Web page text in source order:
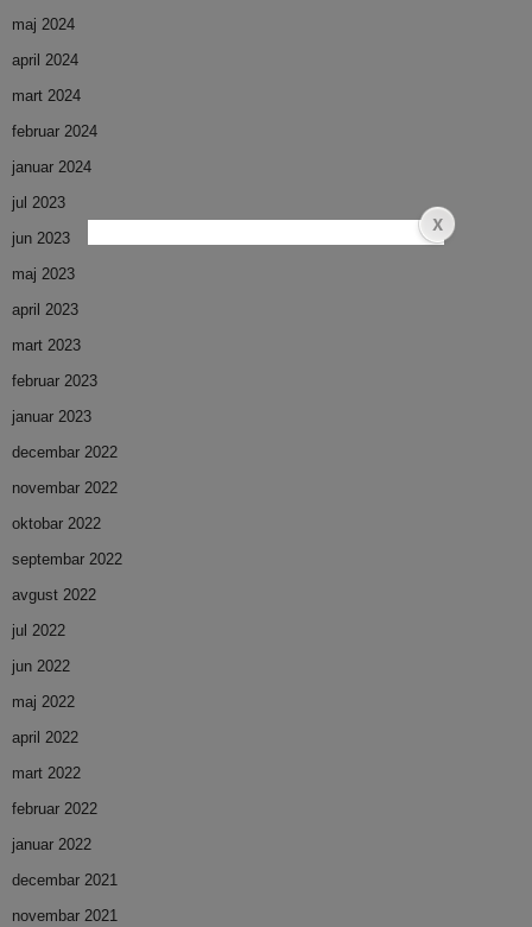
maj 2024
april 2024
mart 2024
februar 2024
januar 2024
jul 2023
jun 2023
maj 2023
april 2023
mart 2023
februar 2023
januar 2023
decembar 2022
novembar 2022
oktobar 2022
septembar 2022
avgust 2022
jul 2022
jun 2022
maj 2022
april 2022
mart 2022
februar 2022
januar 2022
decembar 2021
novembar 2021